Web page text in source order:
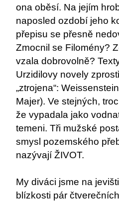
ona oběsí. Na jejím
naposled ozdobí jeho
přepisu se přesně
Zmocnil se Filomény?
vzala dobrovolně?
Urzidilovy novely
„ztrojena“:
Majer). Ve stejných,
že vypadala jako
temeni. Tři mužské
smysl pozemského
nazývají ŽIVOT.
My diváci jsme na
blízkosti pár